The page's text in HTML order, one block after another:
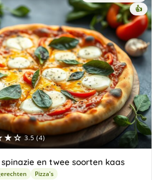
3.5 (4)
👍
en twee soorten kaas
Pizza's